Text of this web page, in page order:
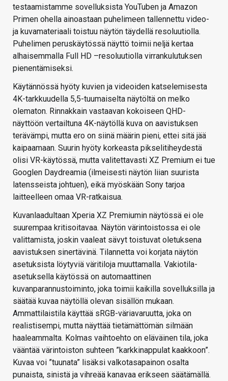
testaamistamme sovelluksista YouTuben ja Amazon
Primen ohella ainoastaan puhelimeen tallennettu video-
ja kuvamateriaali toistuu näytön täydellä resoluutiolla.
Puhelimen peruskäytössä näyttö toimii neljä kertaa
alhaisemmalla Full HD –resoluutiolla virrankulutuksen
pienentämiseksi.
Käytännössä hyöty kuvien ja videoiden katselemisesta
4K-tarkkuudella 5,5-tuumaiselta näytöltä on melko
olematon. Rinnakkain vastaavan kokoiseen QHD-
näyttöön vertailtuna 4K-näytöllä kuva on aavistuksen
terävämpi, mutta ero on siinä määrin pieni, ettei sitä jää
kaipaamaan. Suurin hyöty korkeasta pikselitiheydestä
olisi VR-käytössä, mutta valitettavasti XZ Premium ei tue
Googlen Daydreamia (ilmeisesti näytön liian suurista
latensseista johtuen), eikä myöskään Sony tarjoa
laitteelleen omaa VR-ratkaisua.
Kuvanlaadultaan Xperia XZ Premiumin näytössä ei ole
suurempaa kritisoitavaa. Näytön värintoistossa ei ole
valittamista, joskin vaaleat sävyt toistuvat oletuksena
aavistuksen sinertävinä. Tilannetta voi korjata näytön
asetuksista löytyviä väritiloja muuttamalla. Vakiotila-
asetuksella käytössä on automaattinen
kuvanparannustoiminto, joka toimii kaikilla sovelluksilla ja
säätää kuvaa näytöllä olevan sisällön mukaan.
Ammattilaistila käyttää sRGB-väriavaruutta, joka on
realistisempi, mutta näyttää tietämättömän silmään
haaleammalta. Kolmas vaihtoehto on eläväinen tila, joka
vääntää värintoiston suhteen ”karkkinappulat kaakkoon”.
Kuvaa voi ”tuunata” lisäksi valkotasapainon osalta
punaista, sinistä ja vihreää kanavaa erikseen säätämällä.